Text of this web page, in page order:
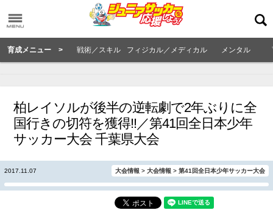
育成メニュー > 戦術／スキル フィジカル／メディカル メンタル
柏レイソルが後半の逆転劇で2年ぶりに全
国行きの切符を獲得!!／第41回全日本少年
サッカー大会 千葉県大会
2017.11.07 大会情報 > 大会情報 > 第41回全日本少年サッカー大会